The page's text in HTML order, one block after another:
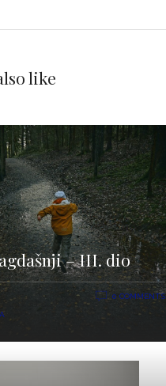
like
– III. dio
0 COMMENTS